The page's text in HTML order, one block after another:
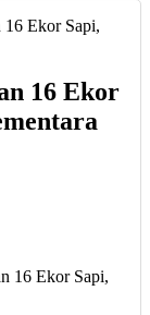
Ekor Sapi,
16 Ekor
16 Ekor Sapi,